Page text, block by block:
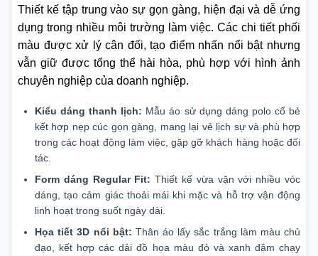
Thiết kế tập trung vào sự gọn gàng, hiện đại và dễ ứng
dụng trong nhiều môi trường làm việc. Các chi tiết phối
màu được xử lý cân đối, tạo điểm nhấn nổi bật nhưng
vẫn giữ được tổng thể hài hòa, phù hợp với hình ảnh
chuyên nghiệp của doanh nghiệp.
Kiểu dáng thanh lịch: Mẫu áo sử dụng dáng polo cổ bẻ
kết hợp nẹp cúc gọn gàng, mang lại vẻ lịch sự và phù hợp
trong các hoạt động làm việc, gặp gỡ khách hàng hoặc đối
tác.
Form dáng Regular Fit: Thiết kế vừa vặn với nhiều vóc
dáng, tạo cảm giác thoải mái khi mặc và hỗ trợ vận động
linh hoạt trong suốt ngày dài.
Họa tiết 3D nổi bật: Thân áo lấy sắc trắng làm màu chủ
đạo, kết hợp các dải đồ họa màu đỏ và xanh đậm chạy